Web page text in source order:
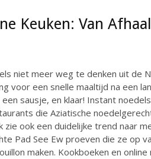
Keuken: Van
niet meer weg te denken uit de
voor een snelle maaltijd na een
sausje, en klaar! Instant
die Aziatische
zie ook een duidelijke trend naar
Pad See Ew proeven die ze op
maken. Kookboeken en